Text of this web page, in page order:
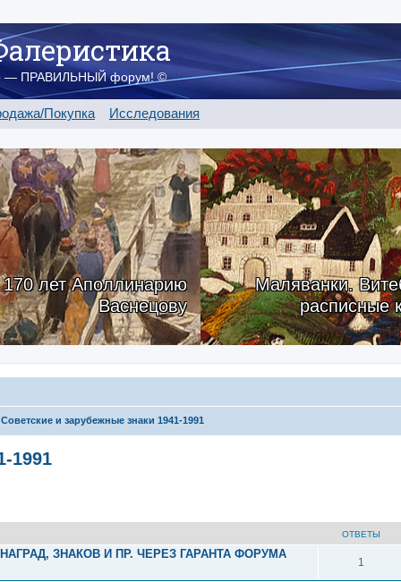
— ПРАВИЛЬНЫЙ форум! ©
Покупка Исследования
170 лет Аполлинарию
Васнецову
Маляванки.
расписные
Советские и зарубежные знаки 1941-1991
1991
ОТВЕТЫ
ЗНАКОВ И ПР. ЧЕРЕЗ ГАРАНТА ФОРУМА
1